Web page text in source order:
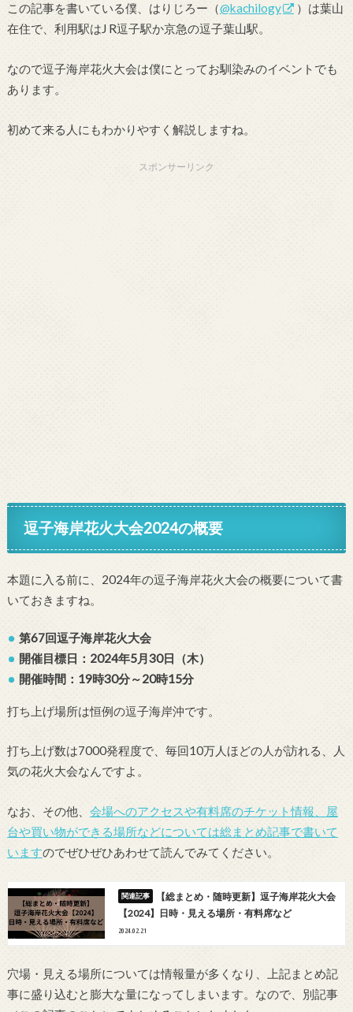
この記事を書いている僕、はりじろー（@kachilogy
）は葉山
在住で、利用駅はJ R逗子駅か京急の逗子葉山駅。
なので逗子海岸花火大会は僕にとってお馴染みのイベントでも
あります。
初めて来る人にもわかりやすく解説しますね。
スポンサーリンク
逗子海岸花火大会2024の概要
本題に入る前に、2024年の逗子海岸花火大会の概要について書
いておきますね。
第67回逗子海岸花火大会
開催目標日：2024年5月30日（木）
開催時間：19時30分～20時15分
打ち上げ場所は恒例の逗子海岸沖です。
打ち上げ数は7000発程度で、毎回10万人ほどの人が訪れる、人
気の花火大会なんですよ。
なお、その他、 会場へのアクセスや有料席のチケット情報、屋
台や買い物ができる場所などについては総まとめ記事で書いて
いますのでぜひぜひあわせて読んでみてください。
【総まとめ・随時更新】逗子海岸花火大会
【2024】日時・見える場所・有料席など
2024.02.21
穴場・見える場所については情報量が多くなり、上記まとめ記
事に盛り込むと膨大な量になってしまいます。なので、別記事